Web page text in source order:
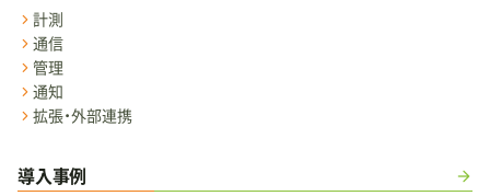
計測
通信
管理
通知
拡張・外部連携
導入事例